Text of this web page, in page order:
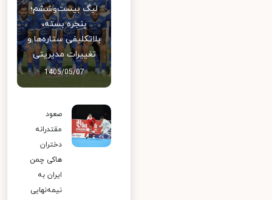
لیگ بیست‌وششم؛
پنجره بسته،
بلاتکلیفی ستاره‌ها و
تغییرات مدیریتی
1405/05/07
صعود
مقتدرانه
دختران
هاکی چمن
ایران به
نیمه‌نهایی